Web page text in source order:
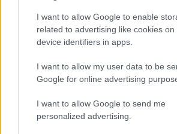
I want to allow Google to enable
related to advertising like cookies on
device identifiers in apps.
I want to allow my user data to be
Google for online advertising
I want to allow Google to send me
personalized advertising.
circolate online, la guida
rispondere direttamente,
anche alla necessità di
studenti avrebbero spiegato la
come una “protesta contro il
situazione nella Striscia.